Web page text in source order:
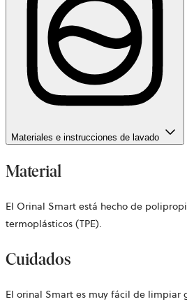
Materiales e instrucciones de lavado
Material
El Orinal Smart está hecho de
termoplásticos (TPE).
Cuidados
El orinal Smart es muy fácil de limpiar